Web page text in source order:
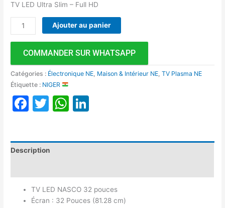
TV LED Ultra Slim – Full HD
Ajouter au panier
COMMANDER SUR WHATSAPP
Catégories : Électronique NE Maison & Intérieur NE ,TV Plasma NE
Étiquette : NIGER
Facebook
TwitterWhatsApp
Description
TV LED NASCO 32 pouces
Écran : 32 Pouces (81.28 cm)